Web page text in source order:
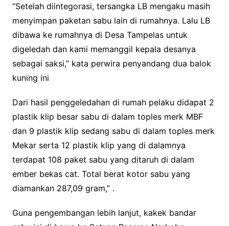
“Setelah diintegorasi, tersangka LB mengaku masih
menyimpan paketan sabu lain di rumahnya. Lalu LB
dibawa ke rumahnya di Desa Tampelas untuk
digeledah dan kami memanggil kepala desanya
sebagai saksi,” kata perwira penyandang dua balok
kuning ini
Dari hasil penggeledahan di rumah pelaku didapat 2
plastik klip besar sabu di dalam toples merk MBF
dan 9 plastik klip sedang sabu di dalam toples merk
Mekar serta 12 plastik klip yang di dalamnya
terdapat 108 paket sabu yang ditaruh di dalam
ember bekas cat. Total berat kotor sabu yang
diamankan 287,09 gram,” .
Guna pengembangan lebih lanjut, kakek bandar